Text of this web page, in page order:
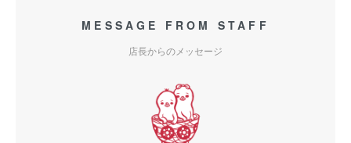
MESSAGE FROM STAFF
店長からのメッセージ